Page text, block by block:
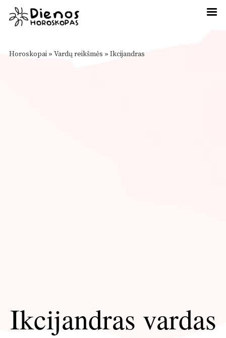
Horoskopai » Vardų reikšmės » Ikcijandras
Ikcijandras vardas